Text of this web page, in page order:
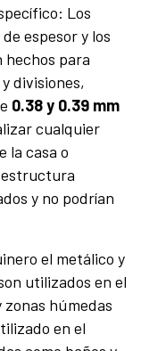
Los
de espesor y los
hechos para
divisiones,
0.38 y 0.39 mm
cualquier
la casa o
estructura
y no podrían
el metálico y
utilizados en el
húmedas
en el